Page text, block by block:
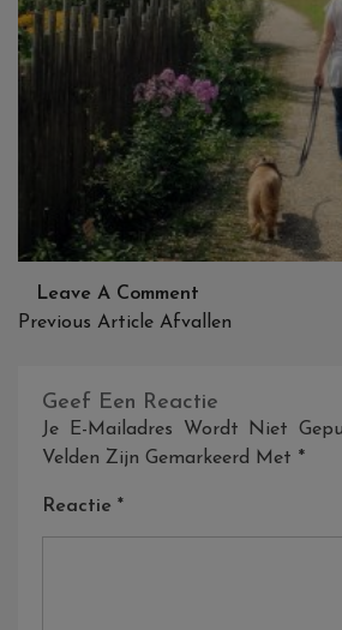
Leave A Comment
Wandelen
Hond
Bericht
Previous Article Afvallen
Geef Een Reactie
Je E-Mailadres Wordt Niet
Velden Zijn Gemarkeerd Met *
Reactie *